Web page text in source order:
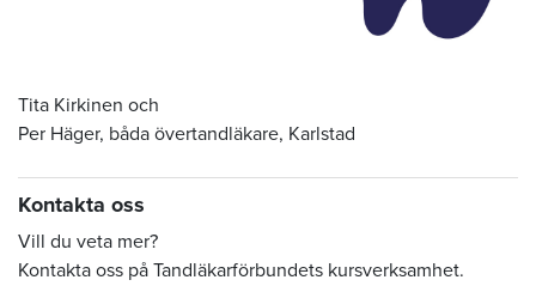
Tita Kirkinen och
Per Häger, båda övertandläkare, Karlstad
Kontakta oss
Vill du veta mer?
Kontakta oss på Tandläkarförbundets kursverksamhet.